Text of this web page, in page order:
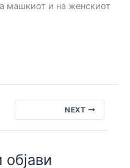
машкиот и на женскиот
NEXT